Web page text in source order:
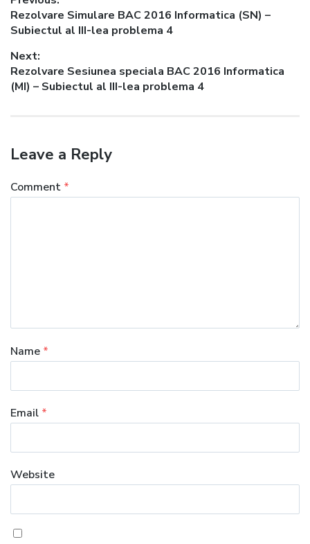
navigation
Previous
post:
Rezolvare Simulare BAC 2016 Informatica (SN) –
Subiectul al III-lea problema 4
Next:
Next
post:
Rezolvare Sesiunea speciala BAC 2016 Informatica
(MI) – Subiectul al III-lea problema 4
Leave a Reply
Comment *
Name *
Email *
Website